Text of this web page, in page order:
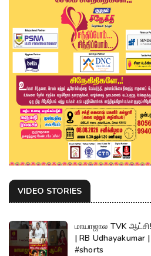
VIDEO STORIES
மாயாஜால TVK ஆட்சி!
| RB Udhayakumar
#shorts